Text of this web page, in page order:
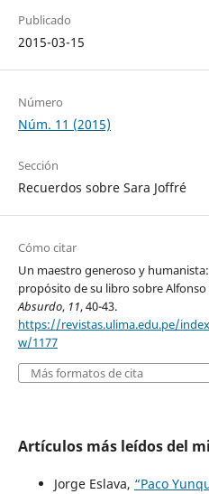
Publicado
2015-03-15
Número
Núm. 11 (2015)
Sección
Recuerdos sobre Sara Joffré
Cómo citar
Un maestro generoso y
propósito de su libro sobre Alfonso
Absurdo, 11, 40-43.
https://revistas.ulima.edu.pe/
w/1177
Más formatos de cita
Artículos más leídos del
Jorge Eslava, “Paco